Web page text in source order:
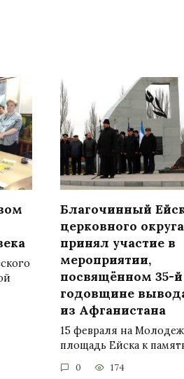
Благочинный
церковного округа
принял участие в
мероприятии,
посвящённом 35-й
годовщине
из Афганистана
15 февраля на
площадь Ейска к
0 174